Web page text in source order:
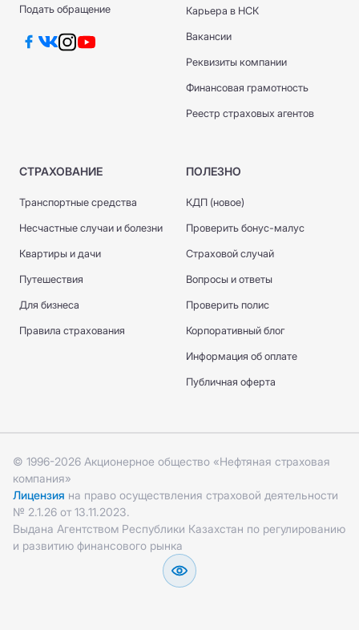
Подать обращение Карьера в НСК
Вакансии
Реквизиты компании
Финансовая грамотность
Реестр страховых агентов
СТРАХОВАНИЕ
Транспортные средства
Несчастные случаи и болезни
Квартиры и дачи
Путешествия
Для бизнеса
Правила страхования
ПОЛЕЗНО
КДП (новое)
Проверить бонус-малус
Страховой случай
Вопросы и ответы
Проверить полис
Корпоративный блог
Информация об оплате
Публичная оферта
© 1996-2026 Акционерное общество «Нефтяная страховая
компания»
Лицензия на право осуществления страховой деятельности
№ 2.1.26 от 13.11.2023.
Выдана Агентством Республики Казахстан по регулированию
и развитию финансового рынка